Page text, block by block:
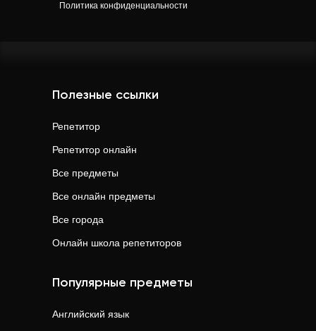
Политика конфиденциальности
Полезные ссылки
Репетитор
Репетитор онлайн
Все предметы
Все онлайн предметы
Все города
Онлайн школа репетиторов
Популярные предметы
Английский язык